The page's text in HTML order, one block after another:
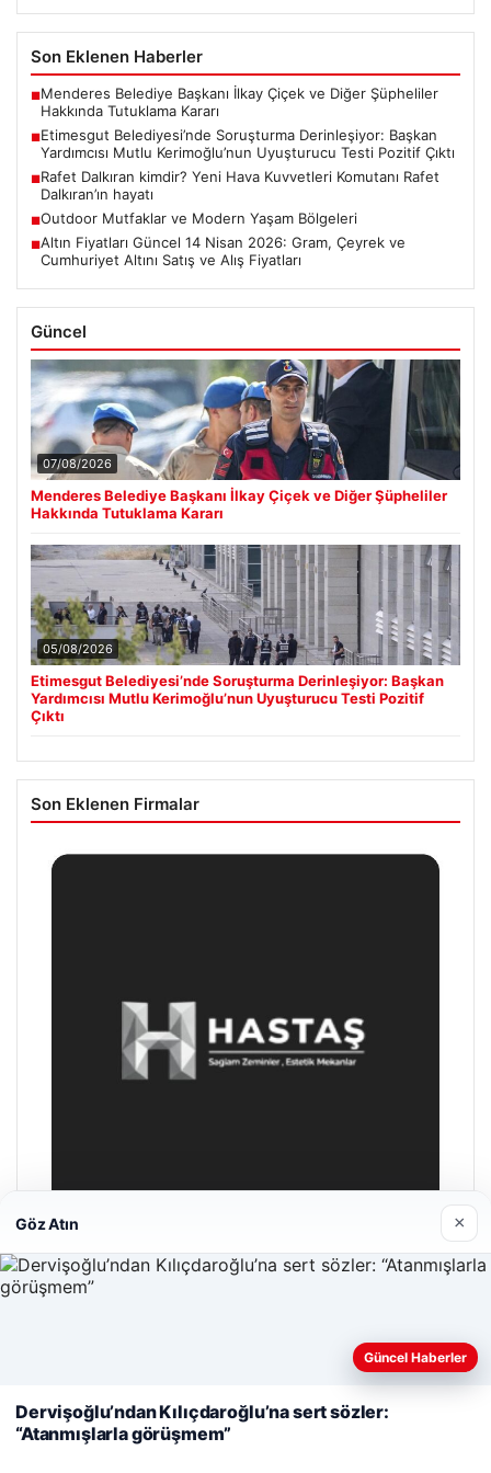
Son Eklenen Haberler
■Menderes Belediye Başkanı İlkay Çiçek ve Diğer Şüpheliler
Hakkında Tutuklama Kararı
■Etimesgut Belediyesi’nde Soruşturma Derinleşiyor: Başkan
Yardımcısı Mutlu Kerimoğlu’nun Uyuşturucu Testi Pozitif Çıktı
■Rafet Dalkıran kimdir? Yeni Hava Kuvvetleri Komutanı Rafet
Dalkıran’ın hayatı
■Outdoor Mutfaklar ve Modern Yaşam Bölgeleri
■Altın Fiyatları Güncel 14 Nisan 2026: Gram, Çeyrek ve
Cumhuriyet Altını Satış ve Alış Fiyatları
Güncel
07/08/2026
Menderes Belediye Başkanı İlkay Çiçek ve Diğer Şüpheliler
Hakkında Tutuklama Kararı
05/08/2026
Etimesgut Belediyesi’nde Soruşturma Derinleşiyor: Başkan
Yardımcısı Mutlu Kerimoğlu’nun Uyuşturucu Testi Pozitif
Çıktı
Son Eklenen Firmalar
Hastaş Beton
Web sitemizi nasıl kullandığınızı daha iyi anlayabilmek,
kullanıyoruz.Çerez Politikamız
Reddet Kabul Et
Göz Atın ×
Güncel Haberler
Dervişoğlu’ndan Kılıçdaroğlu’na sert sözler:
“Atanmışlarla görüşmem”